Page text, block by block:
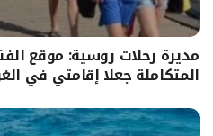
مديرة رحلات روسية: موقع
المتكاملة جعلا إقامتي في